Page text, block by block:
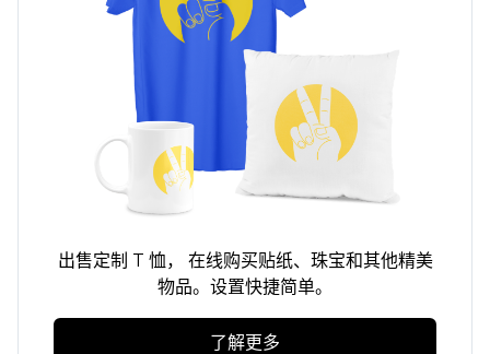
出售定制 T 恤，
在线购买贴纸、珠宝和其他精美
物品。设置快捷简单。
了解更多